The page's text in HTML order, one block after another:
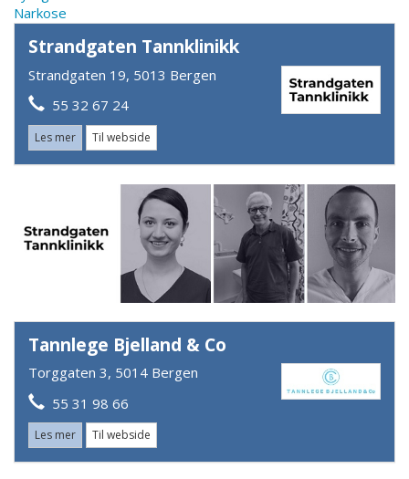
Narkose
Strandgaten Tannklinikk
Strandgaten 19, 5013 Bergen
55 32 67 24​
Les mer Til webside
Tannlege Bjelland & Co
Torggaten 3, 5014 Bergen
55 31 98 66
Les mer Til webside